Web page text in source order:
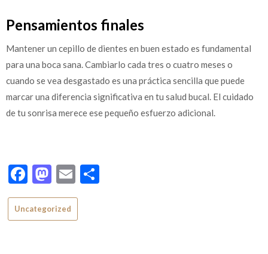
Pensamientos finales
Mantener un cepillo de dientes en buen estado es fundamental
para una boca sana. Cambiarlo cada tres o cuatro meses o
cuando se vea desgastado es una práctica sencilla que puede
marcar una diferencia significativa en tu salud bucal. El cuidado
de tu sonrisa merece ese pequeño esfuerzo adicional.
Facebook
Mastodon
Email
Uncategorized